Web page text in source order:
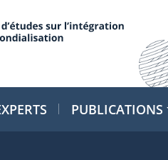
PUBLICATIONS